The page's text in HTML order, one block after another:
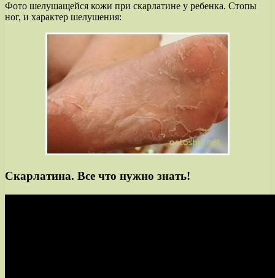
Фото шелушащейся кожи при скарлатине у ребенка. Стопы
ног, и характер шелушения:
Скарлатина. Все что нужно знать!